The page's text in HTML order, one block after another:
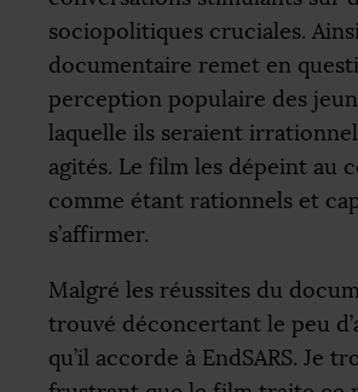
sociopolitiques cruciales.
documentaire remet en
perception populaire des
laquelle ils seraient
agités. Le film les dépeint au
comme étant rationnels et
s’affirmer.
Malgré les réussites du
trouvé déconcertant le peu
qu’il accorde à EndSARS. Je